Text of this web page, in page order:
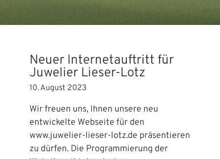
Neuer Internetauftritt für
Juwelier Lieser-Lotz
10. August 2023
Wir freuen uns, Ihnen unsere neu
entwickelte Webseite für den
www.juwelier-lieser-lotz.de präsentieren
zu dürfen. Die Programmierung der